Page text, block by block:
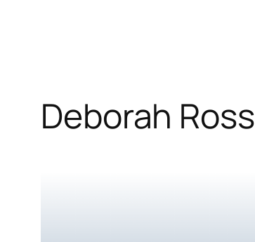
Deborah Ross